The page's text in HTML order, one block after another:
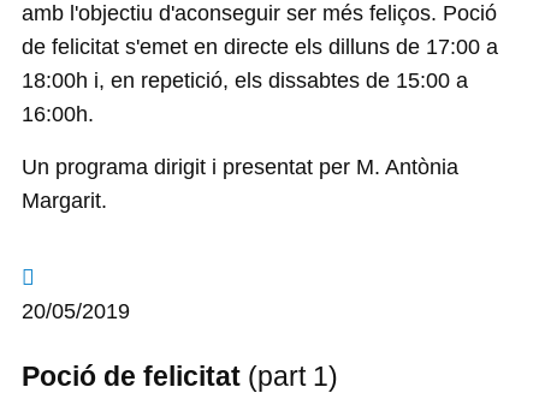
amb l'objectiu d'aconseguir ser més feliços. Poció
de felicitat s'emet en directe els dilluns de 17:00 a
18:00h i, en repetició, els dissabtes de 15:00 a
16:00h.
Un programa dirigit i presentat per M. Antònia
Margarit.
20/05/2019
Poció de felicitat (part 1)